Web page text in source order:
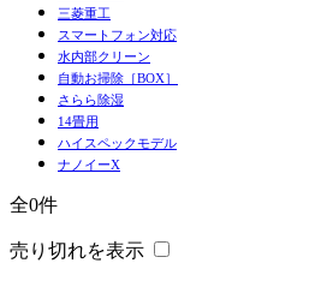
三菱重工
スマートフォン対応
水内部クリーン
自動お掃除［BOX］
さらら除湿
14畳用
ハイスペックモデル
ナノイーX
全0件
売り切れを表示